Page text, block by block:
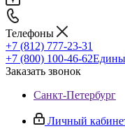
Телефоны
+7 (812) 777-23-31
+7 (800) 100-46-62
Заказать звонок
Санкт-Петербург
Личный